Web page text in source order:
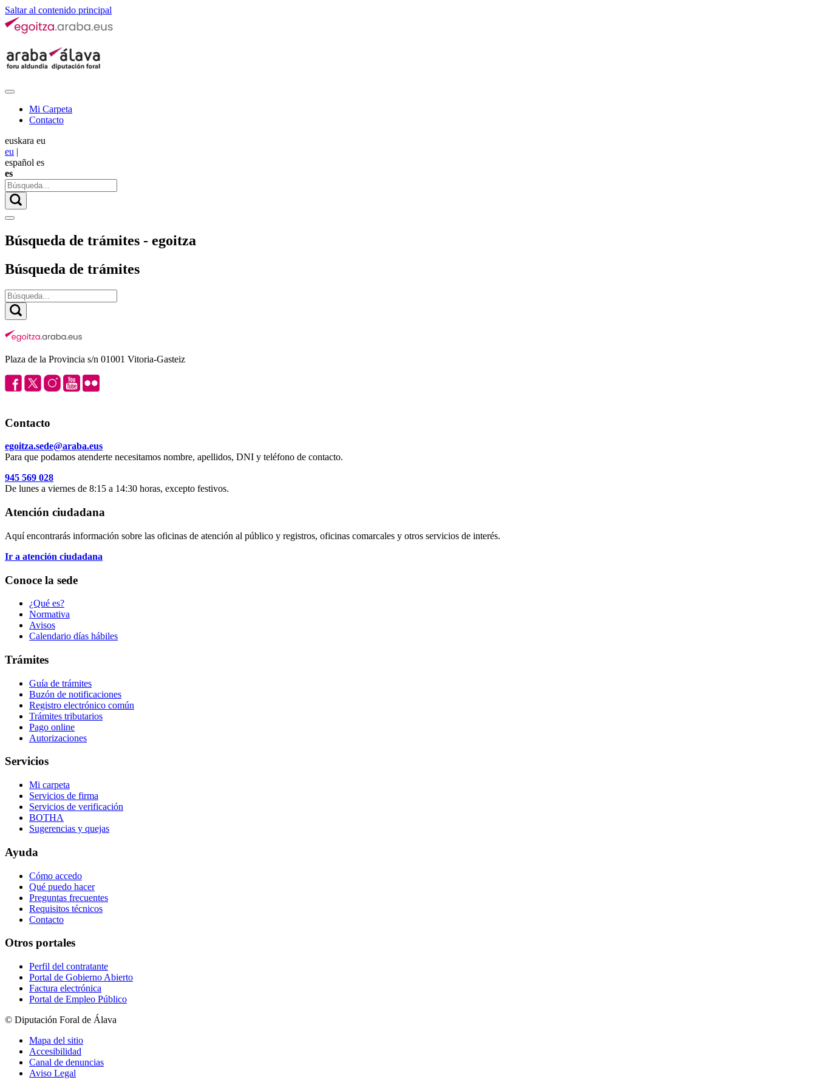
Saltar al contenido principal
Mi Carpeta
Contacto
euskara eu
eu |
español es
es
Búsqueda de trámites - egoitza
Búsqueda de trámites
Plaza de la Provincia s/n 01001 Vitoria-Gasteiz
Contacto
egoitza.sede@araba.eus
Para que podamos atenderte necesitamos nombre, apellidos, DNI y teléfono de contacto.
945 569 028
De lunes a viernes de 8:15 a 14:30 horas, excepto festivos.
Atención ciudadana
Aquí encontrarás información sobre las oficinas de atención al público y registros, oficinas comarcales y otros servicios de interés.
Ir a atención ciudadana
Conoce la sede
¿Qué es?
Normativa
Avisos
Calendario días hábiles
Trámites
Guía de trámites
Buzón de notificaciones
Registro electrónico común
Trámites tributarios
Pago online
Autorizaciones
Servicios
Mi carpeta
Servicios de firma
Servicios de verificación
BOTHA
Sugerencias y quejas
Ayuda
Cómo accedo
Qué puedo hacer
Preguntas frecuentes
Requisitos técnicos
Contacto
Otros portales
Perfil del contratante
Portal de Gobierno Abierto
Factura electrónica
Portal de Empleo Público
© Diputación Foral de Álava
Mapa del sitio
Accesibilidad
Canal de denuncias
Aviso Legal